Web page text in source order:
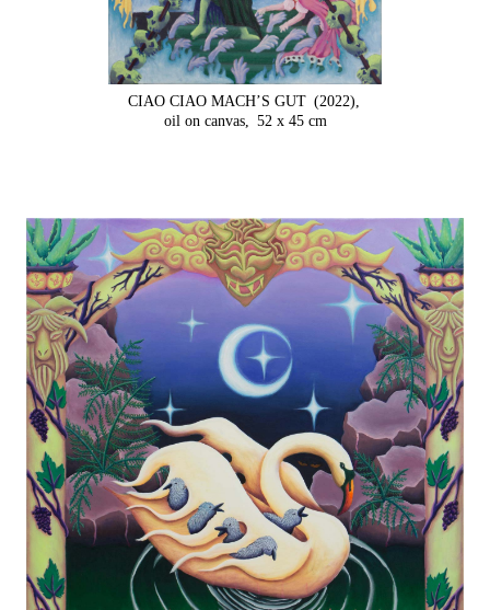
CIAO CIAO MACH’S GUT (2022),
oil on canvas,
52 x 45 cm